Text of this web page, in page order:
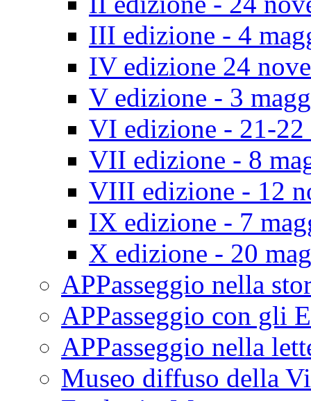
III edizione - 4
IV edizione 24
V edizione - 3
VI edizione - 21-22
VII edizione - 8
VIII edizione - 12
IX edizione - 7
X edizione - 20
APPasseggio nella
APPasseggio con gli
APPasseggio nella
Museo diffuso della